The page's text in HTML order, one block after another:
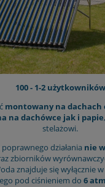
100 - 1-2 użytkowników
montowany na dachach
na dachówce jak i papie
stelażowi.
działania nie
zbiorników
znajduje się wyłącznie
pod ciśnieniem do 6